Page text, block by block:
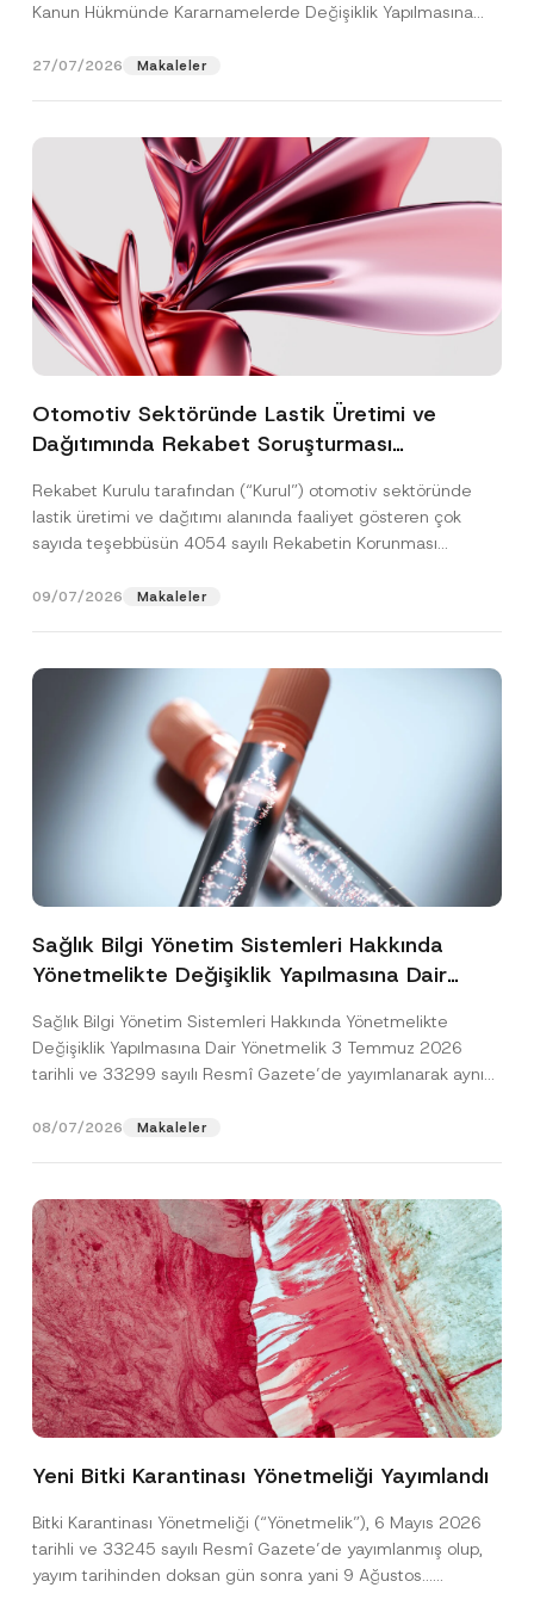
Kanun Hükmünde Kararnamelerde Değişiklik Yapılmasına
27/07/2026 Makaleler
Otomotiv Sektöründe Lastik Üretimi ve
Dağıtımında Rekabet Soruşturması
Cezasına Hükmedilmiştir
Rekabet Kurulu tarafından (“Kurul”) otomotiv sektöründe
lastik üretimi ve dağıtımı alanında faaliyet gösteren çok
sayıda teşebbüsün 4054 sayılı Rekabetin Korunması
09/07/2026 Makaleler
Sağlık Bilgi Yönetim Sistemleri Hakkında
Yönetmelikte Değişiklik Yapılmasına Dair
Sağlık Bilgi Yönetim Sistemleri Hakkında Yönetmelikte
Değişiklik Yapılmasına Dair Yönetmelik 3 Temmuz 2026
tarihli ve 33299 sayılı Resmî Gazete’de yayımlanarak aynı
08/07/2026 Makaleler
Yeni Bitki Karantinası Yönetmeliği Yayımlandı
Bitki Karantinası Yönetmeliği (“Yönetmelik”), 6 Mayıs 2026
tarihli ve 33245 sayılı Resmî Gazete’de yayımlanmış olup,
yayım tarihinden doksan gün sonra yani 9 Ağustos...
*
*
o
c
e
Ad*
Firma